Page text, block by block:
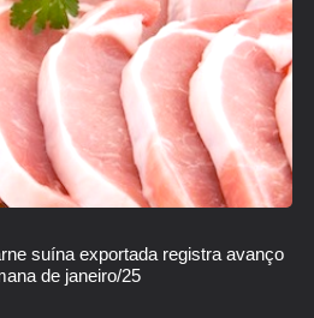
suína exportada registra avanço
de janeiro/25